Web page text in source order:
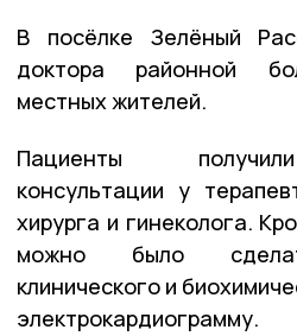
В посёлке Зелёный
доктора районной
местных жителей.
Пациенты
консультации у
хирурга и гинеколога.
можно было
клинического и
электрокардиограмму.